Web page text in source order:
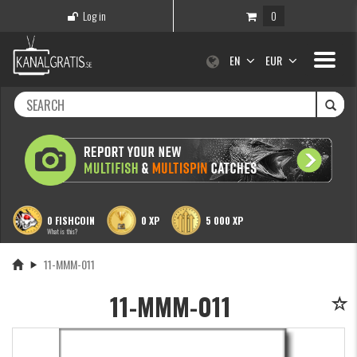
Log in 0
Toggle
EN EUR
0 FISHCOIN
What is this?
0 XP 5 000 XP
11-MMM-011
11-MMM-011